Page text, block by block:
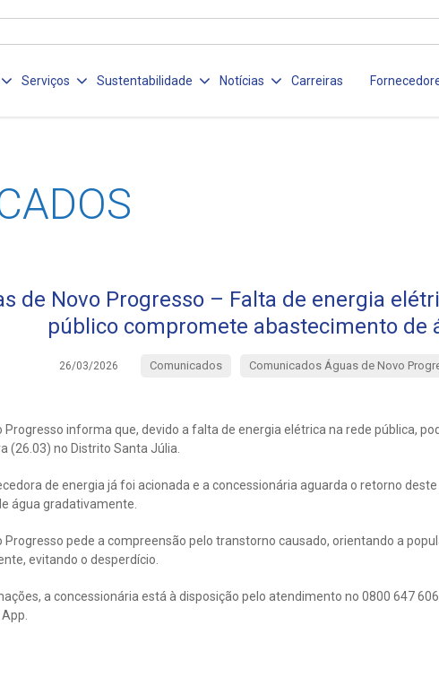
Serviços Sustentabilidade Notícias Carreiras
de Novo Progresso – Falta de energia
público compromete abastecimento de
26/03/2026 Comunicados Comunicados Águas de Novo
Progresso informa que, devido a falta de energia elétrica na rede pública,
(26.03) no Distrito Santa Júlia.
de energia já foi acionada e a concessionária aguarda o retorno
água gradativamente.
Progresso pede a compreensão pelo transtorno causado, orientando a
evitando o desperdício.
a concessionária está à disposição pelo atendimento no 0800 647